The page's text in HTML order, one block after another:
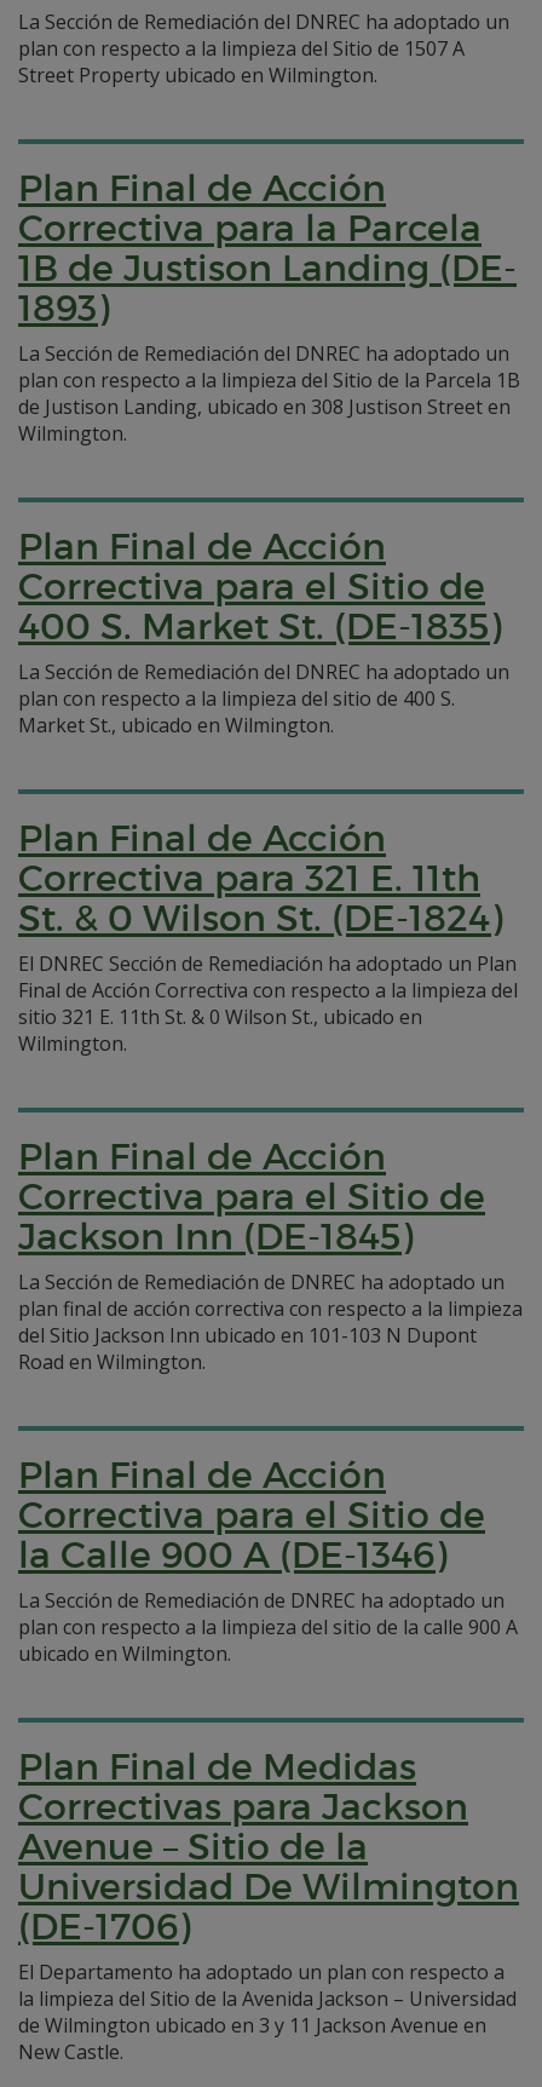
La Sección de Remediación del DNREC ha adoptado un
plan con respecto a la limpieza del Sitio de 1507 A
Street Property ubicado en Wilmington.
Plan Final de Acción
Correctiva para la Parcela
1B de Justison Landing (DE-
1893)
La Sección de Remediación del DNREC ha adoptado un
plan con respecto a la limpieza del Sitio de la Parcela 1B
de Justison Landing, ubicado en 308 Justison Street en
Wilmington.
Plan Final de Acción
Correctiva para el Sitio de
400 S. Market St. (DE-1835)
La Sección de Remediación del DNREC ha adoptado un
plan con respecto a la limpieza del sitio de 400 S.
Market St., ubicado en Wilmington.
Plan Final de Acción
Correctiva para 321 E. 11th
St. & 0 Wilson St. (DE-1824)
El DNREC Sección de Remediación ha adoptado un Plan
Final de Acción Correctiva con respecto a la limpieza del
sitio 321 E. 11th St. & 0 Wilson St., ubicado en
Wilmington.
Plan Final de Acción
Correctiva para el Sitio de
Jackson Inn (DE-1845)
La Sección de Remediación de DNREC ha adoptado un
plan final de acción correctiva con respecto a la limpieza
del Sitio Jackson Inn ubicado en 101-103 N Dupont
Road en Wilmington.
Plan Final de Acción
Correctiva para el Sitio de
la Calle 900 A (DE-1346)
La Sección de Remediación de DNREC ha adoptado un
plan con respecto a la limpieza del sitio de la calle 900 A
ubicado en Wilmington.
Plan Final de Medidas
Correctivas para Jackson
Avenue – Sitio de la
Universidad De Wilmington
(DE-1706)
El Departamento ha adoptado un plan con respecto a
la limpieza del Sitio de la Avenida Jackson – Universidad
de Wilmington ubicado en 3 y 11 Jackson Avenue en
New Castle.